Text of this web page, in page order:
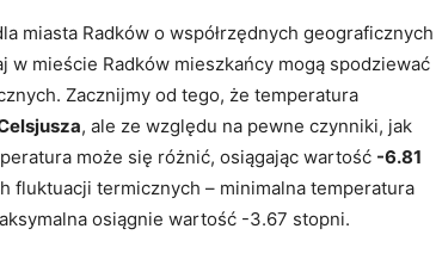
miasta Radków o współrzędnych geograficznych
w mieście Radków mieszkańcy mogą spodziewać
Zacznijmy od tego, że temperatura
, ale ze względu na pewne czynniki, jak
może się różnić, osiągając wartość -6.81
fluktuacji termicznych – minimalna temperatura
osiągnie wartość -3.67 stopni.